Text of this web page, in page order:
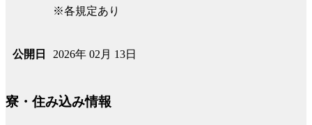
※各規定あり
公開日 2026年 02月 13日
寮・住み込み情報